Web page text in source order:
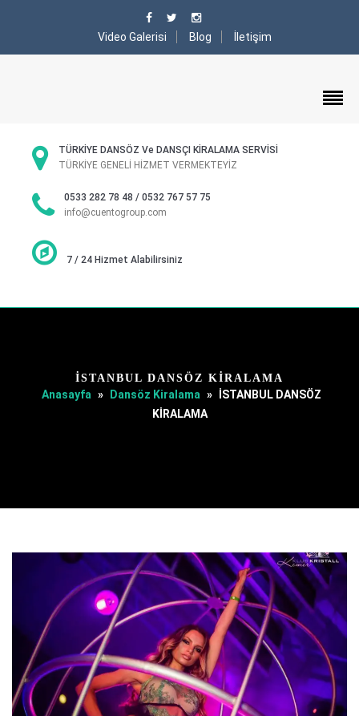
Video Galerisi Blog İletişim
TÜRKİYE DANSÖZ Ve DANSÇI KİRALAMA SERVİSİ
TÜRKİYE GENELİ HİZMET VERMEKTEYİZ
0533 282 78 48 / 0532 767 57 75
info@cuentogroup.com
7 / 24 Hizmet Alabilirsiniz
İSTANBUL DANSÖZ KİRALAMA
Anasayfa » Dansöz Kiralama »
İSTANBUL DANSÖZ
KİRALAMA